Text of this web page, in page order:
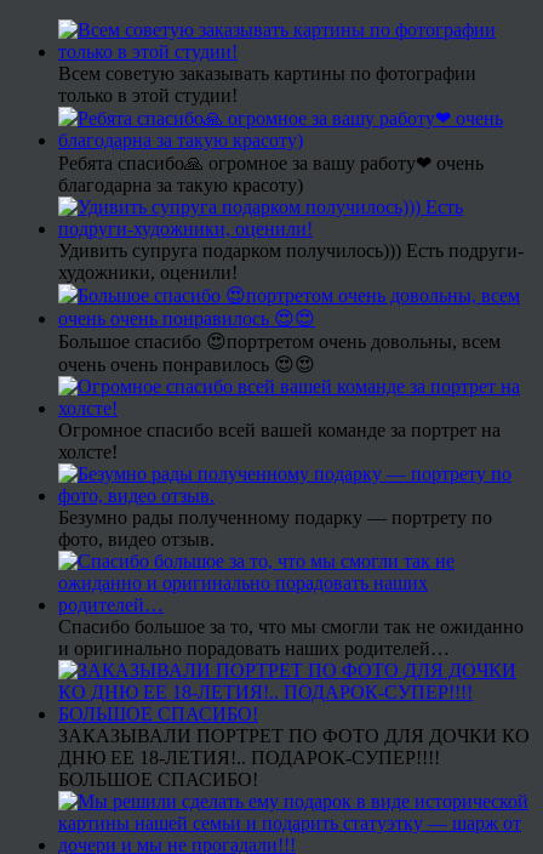
Всем советую заказывать картины по фотографии
только в этой студии!
Ребята спасибо🙏 огромное за вашу работу❤ очень
благодарна за такую красоту)
Удивить супруга подарком получилось))) Есть подруги-
художники, оценили!
Большое спасибо 😍портретом очень довольны, всем
очень очень понравилось 😍😍
Огромное спасибо всей вашей команде за портрет на
холсте!
Безумно рады полученному подарку — портрету по
фото, видео отзыв.
Спасибо большое за то, что мы смогли так не ожиданно
и оригинально порадовать наших родителей…
ЗАКАЗЫВАЛИ ПОРТРЕТ ПО ФОТО ДЛЯ ДОЧКИ КО
ДНЮ ЕЕ 18-ЛЕТИЯ!.. ПОДАРОК-СУПЕР!!!!
БОЛЬШОЕ СПАСИБО!